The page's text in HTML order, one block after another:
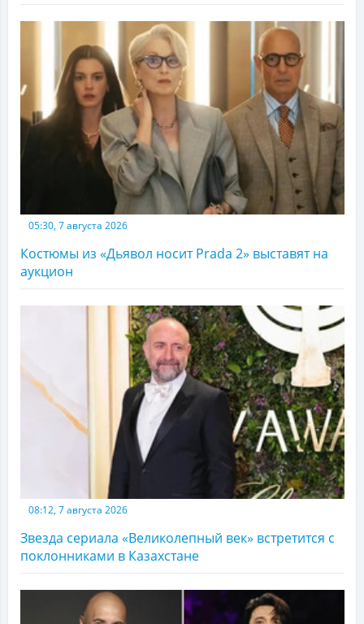
05:30, 7 августа 2026
Костюмы из «Дьявол носит Prada 2» выставят на
аукцион
08:12, 7 августа 2026
Звезда сериала «Великолепный век» встретится с
поклонниками в Казахстане